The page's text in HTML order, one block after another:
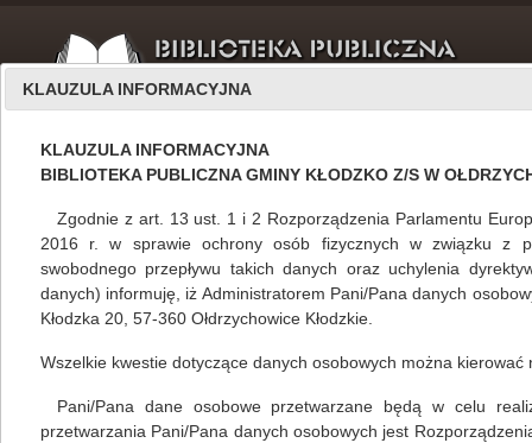
Filie luty 2016
Mariola Huzar, własne 23.02.2016
KLAUZULA INFORMACYJNA
KLAUZULA INFORMACYJNA
BIBLIOTEKA PUBLICZNA GMINY KŁODZKO Z/S W
Zgodnie z art. 13 ust. 1 i 2 Rozporządzenia Parlamentu
2016 r. w sprawie ochrony osób fizycznych w związku z
swobodnego przepływu takich danych oraz uchylenia
danych) informuję, iż Administratorem Pani/Pana danych
Kłodzka 20, 57-360 Ołdrzychowice Kłodzkie.
Wszelkie kwestie dotyczące danych osobowych można
Pani/Pana dane osobowe przetwarzane będą w celu
przetwarzania Pani/Pana danych osobowych jest